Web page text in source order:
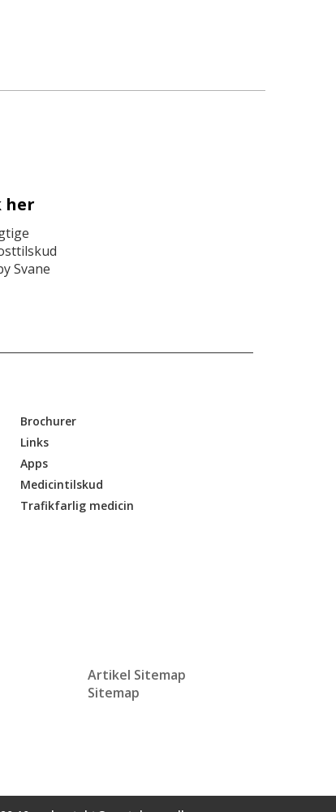
her
Svane
Brochurer
Links
Apps
Medicintilskud
Trafikfarlig medicin
Artikel Sitemap
Sitemap